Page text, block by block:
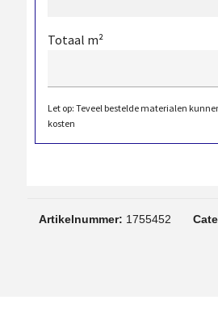
Totaal m²
Let op: Teveel bestelde materialen
kosten
Artikelnummer: 1755452